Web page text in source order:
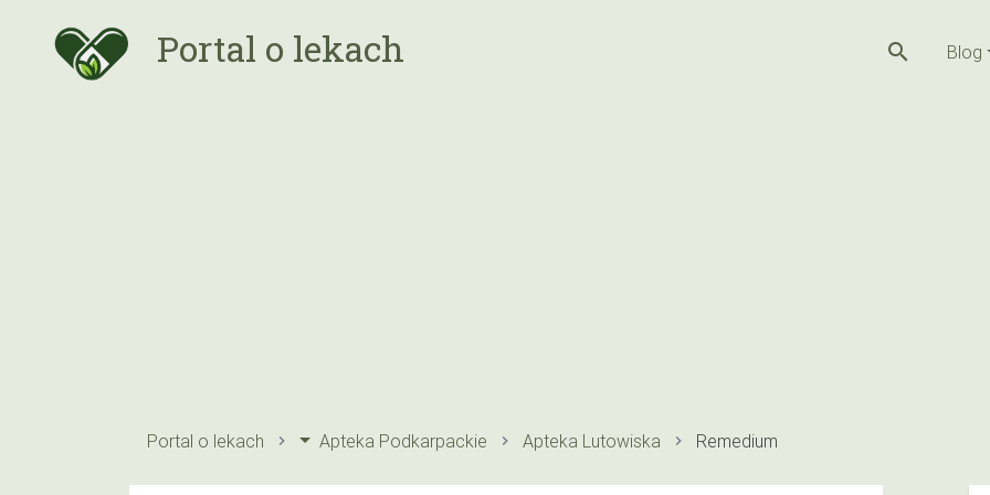
Portal o lekach search Blog
Portal o lekach Apteka Podkarpackie Apteka Lutowiska Remedium